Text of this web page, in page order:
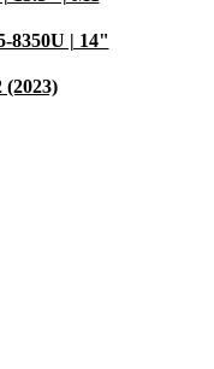
8350U | 14"